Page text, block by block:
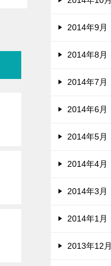
2014年9月
2014年8月
2014年7月
2014年6月
2014年5月
2014年4月
2014年3月
2014年1月
2013年12月